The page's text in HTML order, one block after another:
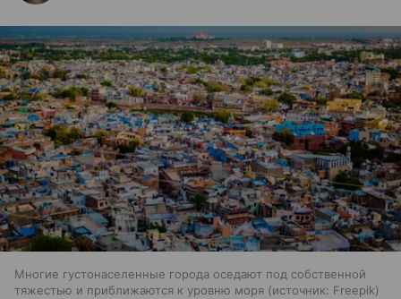
Многие густонаселенные города оседают под собственной
тяжестью и приближаются к уровню моря
источник: Freepik